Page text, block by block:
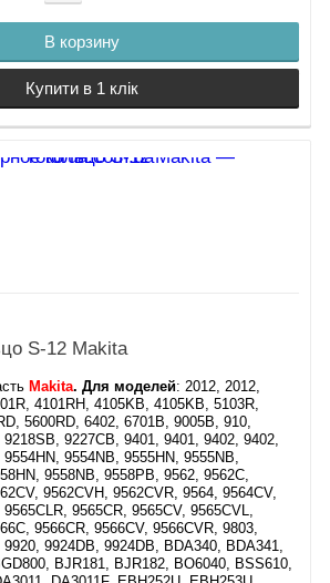
В корзину
Купити в 1 клік
S-12 Makita
Makita. Для моделей: 2012, 2012,
4101RH, 4105KB, 4105KB, 5103R,
5600RD, 6402, 6701B, 9005B, 910,
9227CB, 9401, 9401, 9402, 9402,
9554NB, 9555HN, 9555NB,
9558NB, 9558PB, 9562, 9562C,
9562CVH, 9562CVR, 9564, 9564CV,
9565CR, 9565CV, 9565CVL,
9566CR, 9566CV, 9566CVR, 9803,
9924DB, 9924DB, BDA340, BDA341,
BJR181, BJR182, BO6040, BSS610,